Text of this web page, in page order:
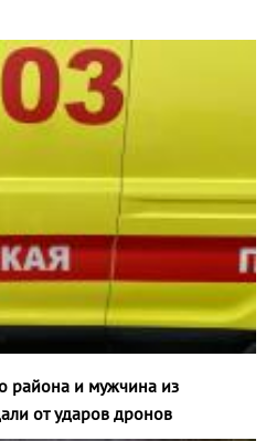
района и мужчина из
от ударов дронов